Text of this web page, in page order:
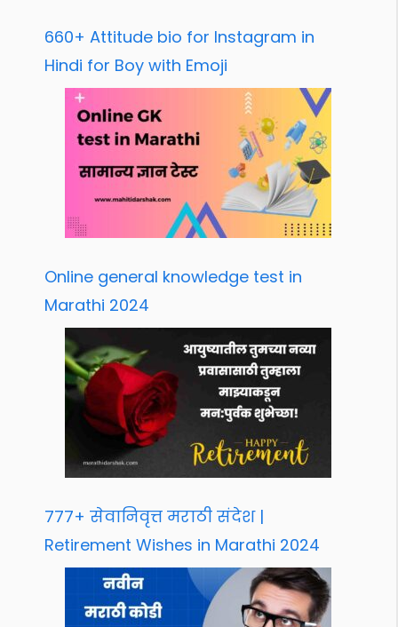
660+ Attitude bio for Instagram in
Hindi for Boy with Emoji
Online general knowledge test in
Marathi 2024
777+ सेवानिवृत्त मराठी संदेश |
Retirement Wishes in Marathi 2024